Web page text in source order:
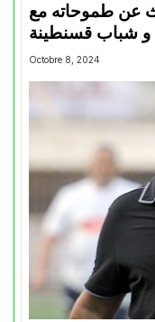
عن طموحاته مع
و شباب قسنطينة
Octobre 8, 2024